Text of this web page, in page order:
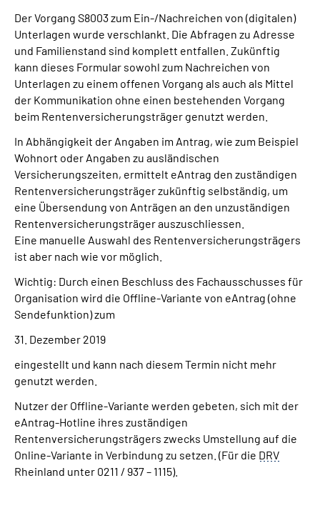
Der Vorgang S8003 zum Ein-/Nachreichen von (digitalen)
Unterlagen wurde verschlankt. Die Abfragen zu Adresse
und Familienstand sind komplett entfallen. Zukünftig
kann dieses Formular sowohl zum Nachreichen von
Unterlagen zu einem offenen Vorgang als auch als Mittel
der Kommunikation ohne einen bestehenden Vorgang
beim Rentenversicherungsträger genutzt werden.
In Abhängigkeit der Angaben im Antrag, wie zum Beispiel
Wohnort oder Angaben zu ausländischen
Versicherungszeiten, ermittelt eAntrag den zuständigen
Rentenversicherungsträger zukünftig selbständig, um
eine Übersendung von Anträgen an den unzuständigen
Rentenversicherungsträger auszuschliessen.
Eine manuelle Auswahl des Rentenversicherungsträgers
ist aber nach wie vor möglich.
Wichtig: Durch einen Beschluss des Fachausschusses für
Organisation wird die Offline-Variante von eAntrag (ohne
Sendefunktion) zum
31. Dezember 2019
eingestellt und kann nach diesem Termin nicht mehr
genutzt werden.
Nutzer der Offline-Variante werden gebeten, sich mit der
eAntrag-Hotline ihres zuständigen
Rentenversicherungsträgers zwecks Umstellung auf die
Online-Variante in Verbindung zu setzen. (Für die DRV
Rheinland unter 0211 / 937 – 1115).